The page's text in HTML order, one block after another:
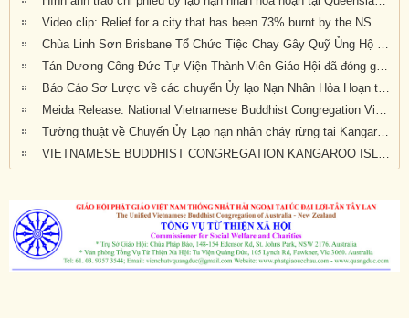
Video clip: Relief for a city that has been 73% burnt by the NSW bushfires | Vietnamese Buddhists in Australia
Chùa Linh Sơn Brisbane Tổ Chức Tiệc Chay Gây Quỹ Ủng Hộ Nạn Nhân Hỏa Hoạn Úc Châu (tối Thứ Bảy 15/2/2020)
Tán Dương Công Đức Tự Viện Thành Viên Giáo Hội đã đóng góp tịnh tài giúp đỡ nạn nhân hỏa hoạn tại Úc Châu
Báo Cáo Sơ Lược về các chuyến Ủy lạo Nạn Nhân Hỏa Hoạn tại Úc Châu đầu năm 2020
Meida Release: National Vietnamese Buddhist Congregation Visit KI to give $55,500 to Local Auto Repair Project
Tường thuật về Chuyến Ủy Lạo nạn nhân cháy rừng tại Kangaroo Island, Nam Úc (ngày 24/2/2020)
VIETNAMESE BUDDHIST CONGREGATION KANGAROO ISLAND VISIT